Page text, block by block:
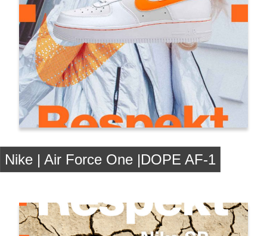
Nike | Air Force One |DOPE AF-1